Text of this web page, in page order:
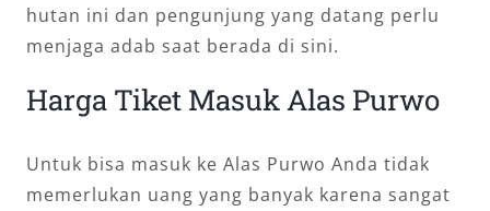
hutan ini dan pengunjung yang datang perlu
menjaga adab saat berada di sini.
Harga Tiket Masuk Alas Purwo
Untuk bisa masuk ke Alas Purwo Anda tidak
memerlukan uang yang banyak karena sangat